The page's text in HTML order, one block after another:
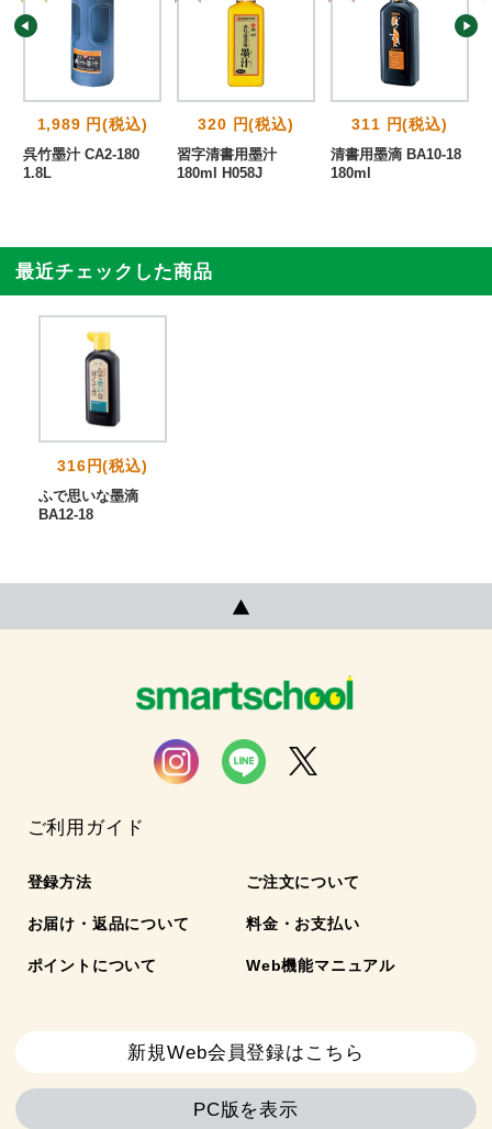
1,989 円(税込)
呉竹墨汁 CA2-180
1.8L
320 円(税込)
習字清書用墨汁
180ml H058J
311 円(税込)
清書用墨滴 BA10-18
180ml
最近チェックした商品
316円(税込)
ふで思いな墨滴
BA12-18
ご利用ガイド
登録方法 ご注文について
お届け・返品について 料金・お支払い
ポイントについて Web機能マニュアル
新規Web会員登録はこちら
PC版を表示